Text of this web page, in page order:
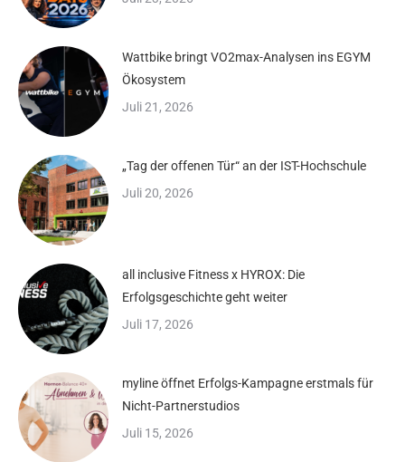
Wattbike bringt VO2max-Analysen ins EGYM
Ökosystem
Juli 21, 2026
„Tag der offenen Tür“ an der IST-Hochschule
Juli 20, 2026
all inclusive Fitness x HYROX: Die
Erfolgsgeschichte geht weiter
Juli 17, 2026
myline öffnet Erfolgs-Kampagne erstmals für
Nicht-Partnerstudios
Juli 15, 2026